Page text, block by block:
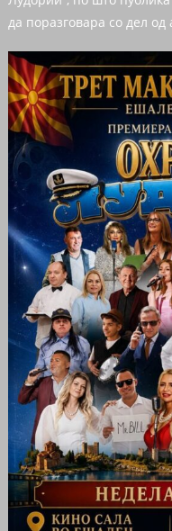
да поразговара со дел од